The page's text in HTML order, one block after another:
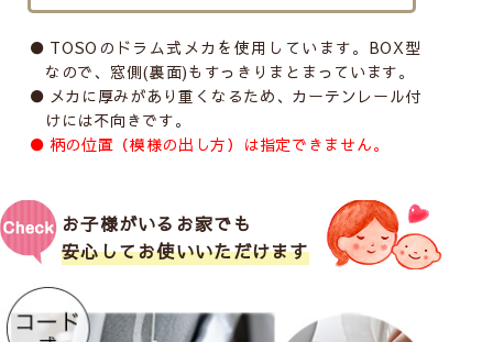
TOSOのドラム式メカを使用しています。BOX型
なので、窓側(裏面)もすっきりまとまっています。
メカに厚みがあり重くなるため、カーテンレール付
けには不向きです。
柄の位置（模様の出し方）は指定できません。
お子様がいるお家でも
安心してお使いいただけます